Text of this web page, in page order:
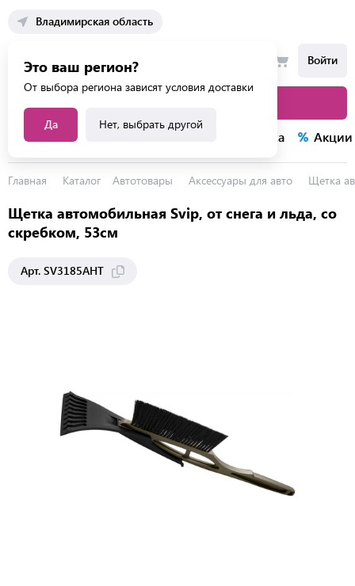
Владимирская область
Это ваш регион?
От выбора региона зависят условия доставки
Да Нет, выбрать другой
Войти
Каталог услуг Распродажа Акции
Главная Каталог Автотовары Аксессуары для авто Щетка
Щетка автомобильная Svip, от снега и льда, со
скребком, 53см
Арт. SV3185АНТ